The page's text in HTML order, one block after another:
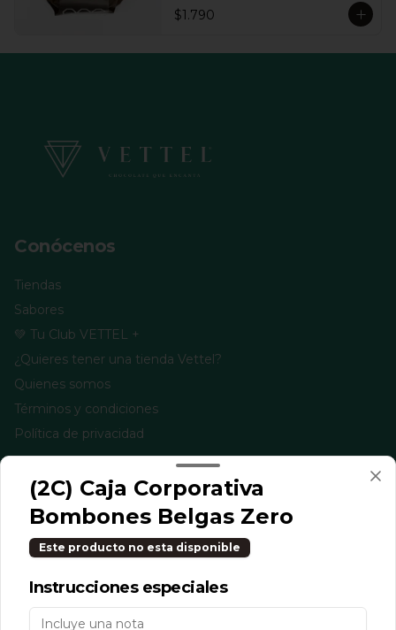
$1.790
Conócenos
Tiendas
Sabores
💚 Tu Club VETTEL +
¿Quieres tener una tienda Vettel?
Quienes somos
Términos y condiciones
Política de privacidad
Instagram
Facebook
TikTok
Mi cuenta
(2C) Caja Corporativa
Bombones Belgas Zero
Este producto no esta disponible
Instrucciones especiales